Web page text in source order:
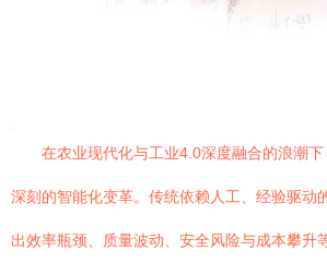
在农业现代化与工业4.0深度融合的浪潮
深刻的智能化变革。传统依赖人工、经验驱动
出效率瓶颈、质量波动、安全风险与成本攀升